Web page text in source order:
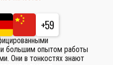
+59
большим опытом работы
Они в тонкостях знают